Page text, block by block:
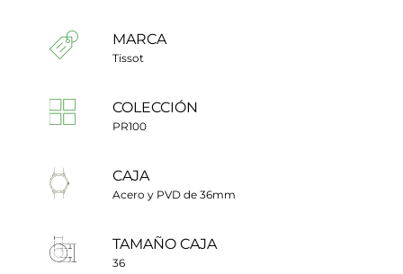
MARCA
Tissot
COLECCIÓN
PR100
CAJA
Acero y PVD de 36mm
TAMAÑO CAJA
36